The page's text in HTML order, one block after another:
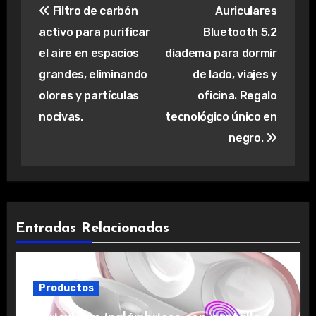
de
entradas
Filtro de carbón
activo para purificar
el aire en espacios
grandes, eliminando
olores y partículas
nocivas.
Auriculares
Bluetooth 5.2
diadema para dormir
de lado, viajes y
oficina. Regalo
tecnológico único en
negro.
Entradas Relacionadas
Productos